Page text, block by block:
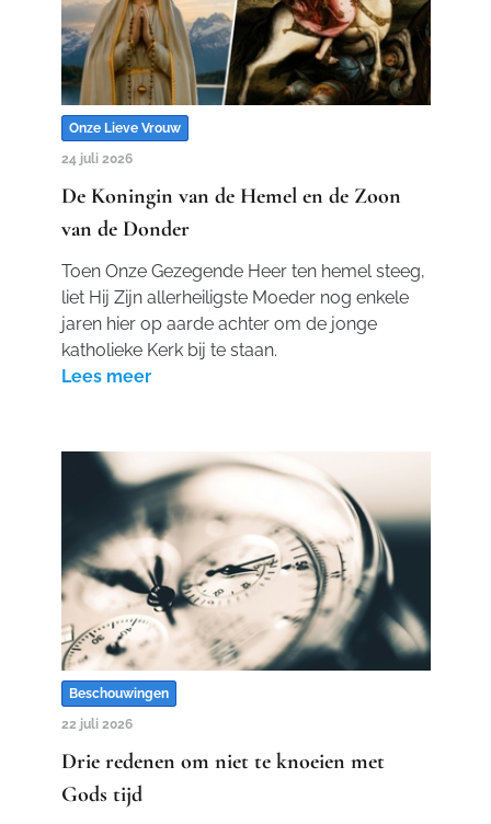
Onze Lieve Vrouw
24 juli 2026
De Koningin van de Hemel en de Zoon
van de Donder
Toen Onze Gezegende Heer ten hemel steeg,
liet Hij Zijn allerheiligste Moeder nog enkele
jaren hier op aarde achter om de jonge
katholieke Kerk bij te staan.
Lees meer
Beschouwingen
22 juli 2026
Drie redenen om niet te knoeien met
Gods tijd